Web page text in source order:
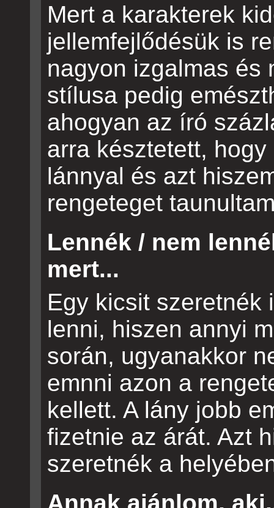
Mert a karakterek
jellemfejlődésük is
nagyon izgalmas és
stílusa pedig
ahogyan az író
arra késztetett,
lánnyal és azt
rengeteget
Lennék / nem
mert...
Egy kicsit szeretnék
lenni, hiszen annyi
során, ugyanakkor
emnni azon a
kellett. A lány jobb
fizetnie az árát. Azt
szeretnék a
Annak ajánlom,